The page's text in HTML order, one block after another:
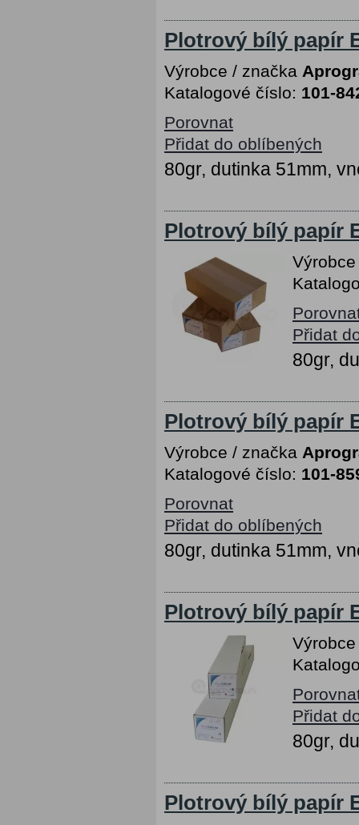
Plotrový bílý papír
Výrobce / značka
Katalogové číslo: 101-
Porovnat
Přidat do oblíbených
80gr, dutinka 51mm,
Plotrový bílý papír
Přidat
80gr,
Plotrový bílý papír
Výrobce / značka
Katalogové číslo: 101-
Porovnat
Přidat do oblíbených
80gr, dutinka 51mm,
Plotrový bílý papír
Přidat
80gr,
Plotrový bílý papír